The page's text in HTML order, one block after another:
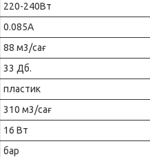
220-240Вт
0.085А
88 м3/сағ
33 Дб.
пластик
310 м3/сағ
16 Вт
бар